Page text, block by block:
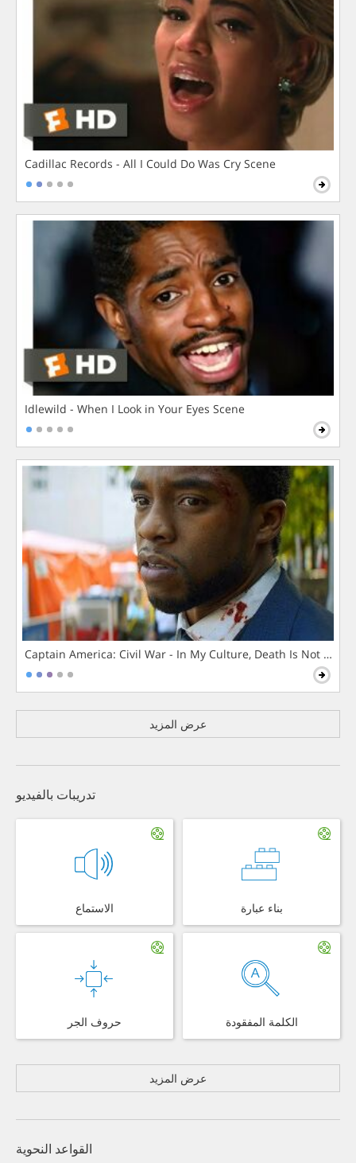
Cadillac Records - All I Could Do Was Cry Scene
Idlewild - When I Look in Your Eyes Scene
Captain America: Civil War - In My Culture, Death Is Not The
عرض المزيد
تدريبات بالفيديو
الاستماع بناء عبارة
حروف الجر الكلمة المفقودة
عرض المزيد
القواعد النحوية